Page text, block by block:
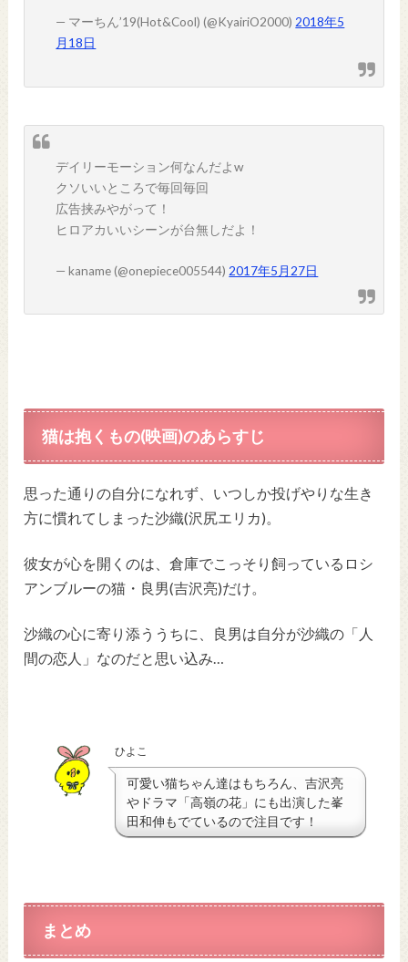
— マーちん’19(Hot&Cool) (@KyairiO2000) 2018年5
月18日
デイリーモーション何なんだよw
クソいいところで毎回毎回
広告挟みやがって！
ヒロアカいいシーンが台無しだよ！
— kaname (@onepiece005544) 2017年5月27日
猫は抱くもの(映画)のあらすじ
思った通りの自分になれず、いつしか投げやりな生き
方に慣れてしまった沙織(沢尻エリカ)。
彼女が心を開くのは、倉庫でこっそり飼っているロシ
アンブルーの猫・良男(吉沢亮)だけ。
沙織の心に寄り添ううちに、良男は自分が沙織の「人
間の恋人」なのだと思い込み…
ひよこ
可愛い猫ちゃん達はもちろん、吉沢亮
やドラマ「高嶺の花」にも出演した峯
田和伸もでているので注目です！
まとめ